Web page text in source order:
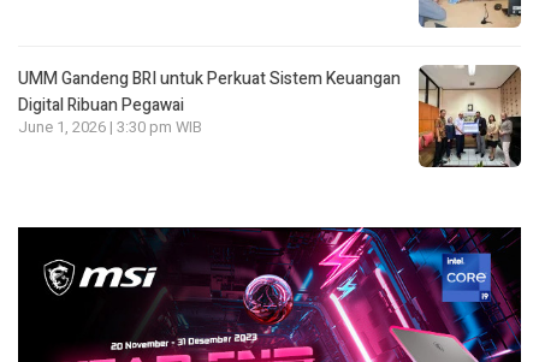
UMM Gandeng BRI untuk Perkuat Sistem Keuangan
Digital Ribuan Pegawai
June 1, 2026 | 3:30 pm WIB